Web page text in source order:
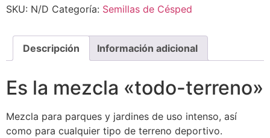
SKU: N/D Categoría: Semillas de Césped
Descripción Información adicional
Es la mezcla «todo-terreno»
Mezcla para parques y jardines de uso intenso, así
como para cualquier tipo de terreno deportivo.